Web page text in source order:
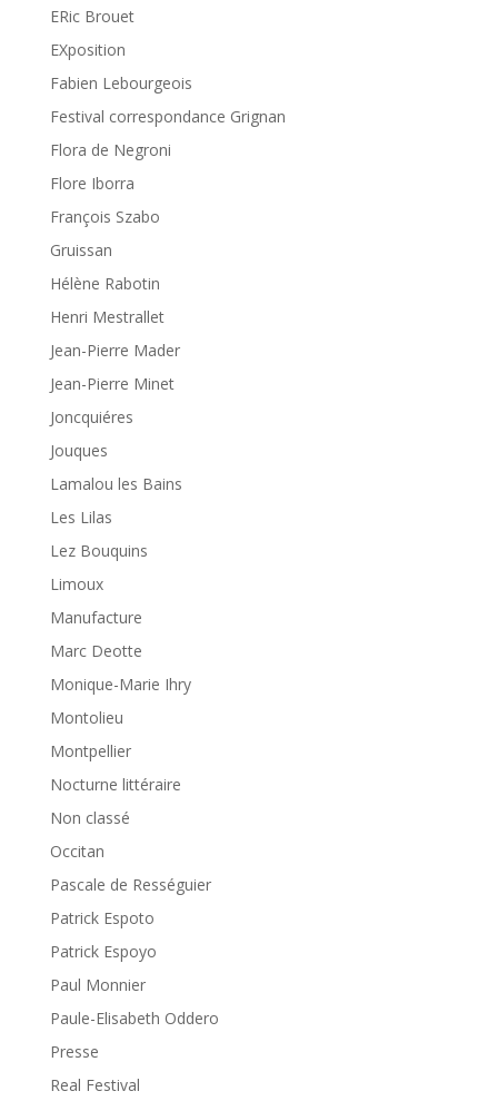
ERic Brouet
EXposition
Fabien Lebourgeois
Festival correspondance Grignan
Flora de Negroni
Flore Iborra
François Szabo
Gruissan
Hélène Rabotin
Henri Mestrallet
Jean-Pierre Mader
Jean-Pierre Minet
Joncquiéres
Jouques
Lamalou les Bains
Les Lilas
Lez Bouquins
Limoux
Manufacture
Marc Deotte
Monique-Marie Ihry
Montolieu
Montpellier
Nocturne littéraire
Non classé
Occitan
Pascale de Rességuier
Patrick Espoto
Patrick Espoyo
Paul Monnier
Paule-Elisabeth Oddero
Presse
Real Festival